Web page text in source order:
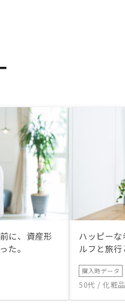
のもちょっと魅力で
手続きで良か
代行で（無料
たり、確定申
ので、１人で
らいで出来て
投資の魅力
いることとし
力的ではな
組んだ場合は
す。 また、
は、中古なの
限定的で、本
いので、じゃ
に、資産形
た。
ハッピー
ルフと旅
購入時データ
50代 / 化粧